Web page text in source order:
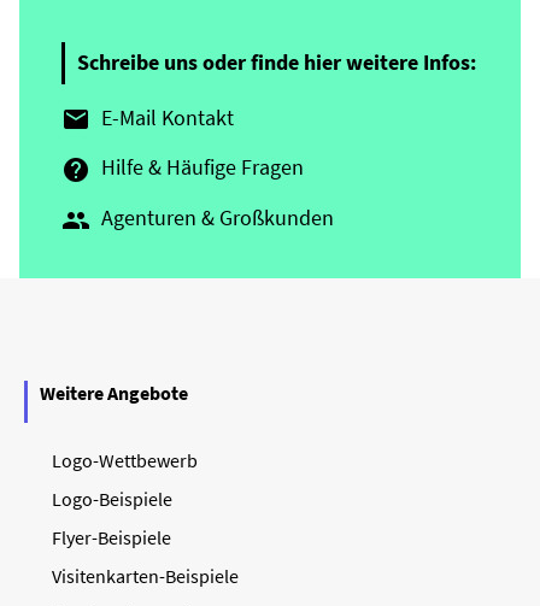
Schreibe uns oder finde hier weitere Infos:
 E-Mail Kontakt
 Hilfe & Häufige Fragen
 Agenturen & Großkunden
Weitere Angebote
Logo-Wettbewerb
Logo-Beispiele
Flyer-Beispiele
Visitenkarten-Beispiele